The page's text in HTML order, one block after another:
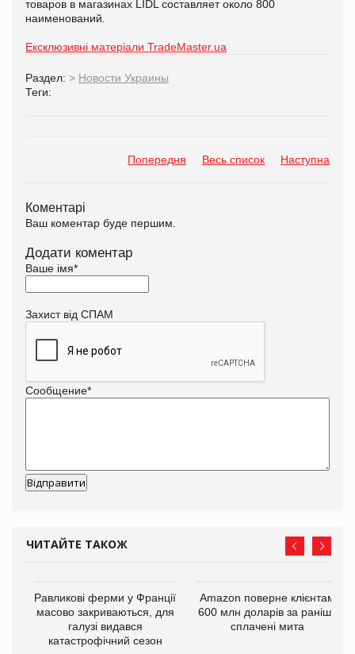
товаров в магазинах LIDL составляет около 800
наименований
Ексклюзивні матеріали TradeMaster.ua
Раздел: > Новости Украины
Теги:
Попередня Весь список Наступна
Коментарі
Ваш коментар буде першим.
Додати коментар
Ваше імя*
Захист від СПАМ
Сообщение*
ЧИТАЙТЕ ТАКОЖ
Равликові ферми у Франції
масово закриваються, для
галузі видався
катастрофічний сезон
Amazon поверне клієнтам
600 млн доларів за раніше
сплачені мита